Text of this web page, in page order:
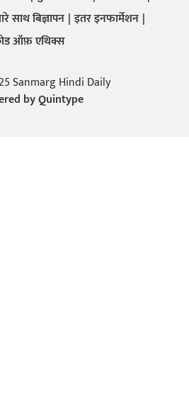
साथ बिज्ञापन इतर इनफार्मेशन
ऑफ़ एथिक्स
Sanmarg Hindi Daily
byQuintype